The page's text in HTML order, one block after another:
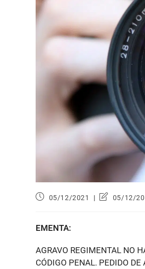
05/12/2021 05/12/
EMENTA:
AGRAVO REGIMENTAL NO
CÓDIGO PENAL. PEDIDO